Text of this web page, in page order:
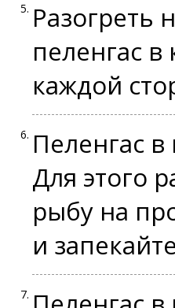
Разогреть
пеленгас
каждой
Пеленгас
Для этого
рыбу на
и